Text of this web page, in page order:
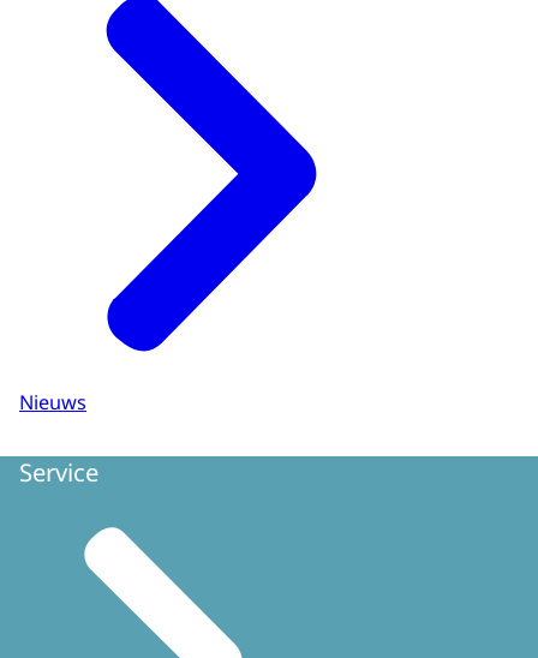
Nieuws
Service